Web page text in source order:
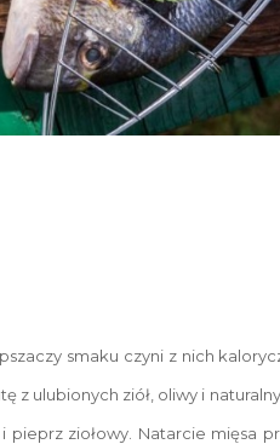
smaku czyni z nich
ulubionych ziół, oliwy i
ziołowy. Natarcie mięsa